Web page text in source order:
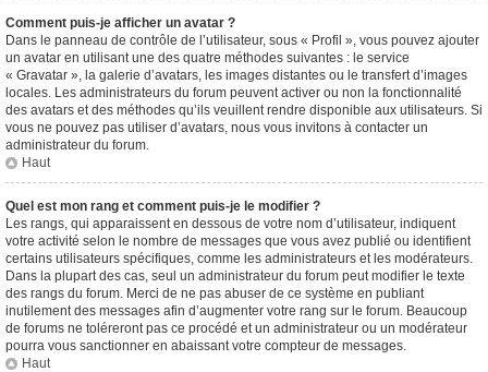
Comment puis-je afficher un avatar ?
Dans le panneau de contrôle de l’utilisateur, sous « Profil », vous pouvez ajouter
un avatar en utilisant une des quatre méthodes suivantes : le service
« Gravatar », la galerie d’avatars, les images distantes ou le transfert d’images
locales. Les administrateurs du forum peuvent activer ou non la fonctionnalité
des avatars et des méthodes qu’ils veuillent rendre disponible aux utilisateurs. Si
vous ne pouvez pas utiliser d’avatars, nous vous invitons à contacter un
administrateur du forum.
Haut
Quel est mon rang et comment puis-je le modifier ?
Les rangs, qui apparaissent en dessous de votre nom d’utilisateur, indiquent
votre activité selon le nombre de messages que vous avez publié ou identifient
certains utilisateurs spécifiques, comme les administrateurs et les modérateurs.
Dans la plupart des cas, seul un administrateur du forum peut modifier le texte
des rangs du forum. Merci de ne pas abuser de ce système en publiant
inutilement des messages afin d’augmenter votre rang sur le forum. Beaucoup
de forums ne toléreront pas ce procédé et un administrateur ou un modérateur
pourra vous sanctionner en abaissant votre compteur de messages.
Haut